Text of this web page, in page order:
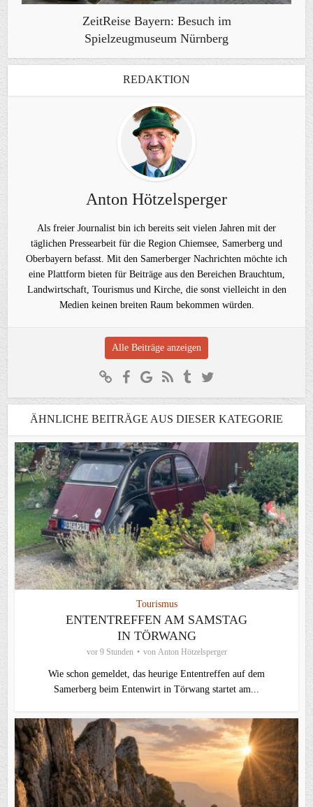
ZeitReise Bayern: Besuch im
Spielzeugmuseum Nürnberg
REDAKTION
Anton Hötzelsperger
Als freier Journalist bin ich bereits seit vielen Jahren mit der
täglichen Pressearbeit für die Region Chiemsee, Samerberg und
Oberbayern befasst. Mit den Samerberger Nachrichten möchte ich
eine Plattform bieten für Beiträge aus den Bereichen Brauchtum,
Landwirtschaft, Tourismus und Kirche, die sonst vielleicht in den
Medien keinen breiten Raum bekommen würden.
Alle Beiträge anzeigen
ÄHNLICHE BEITRÄGE AUS DIESER KATEGORIE
Tourismus
ENTENTREFFEN AM SAMSTAG
IN TÖRWANG
vor 9 Stunden von Anton Hötzelsperger
Wie schon gemeldet, das heurige Ententreffen auf dem
Samerberg beim Entenwirt in Törwang startet am...